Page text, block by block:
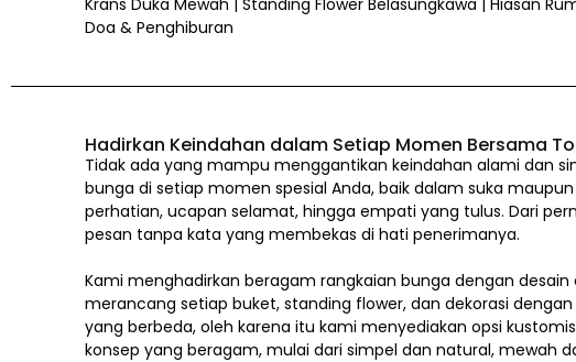
Krans Duka Mewah | Standing Flower Belasungkawa | Hiasan
Doa & Penghiburan
Hadirkan Keindahan dalam Setiap Momen Bersama
Tidak ada yang mampu menggantikan keindahan alami dan
bunga di setiap momen spesial Anda, baik dalam suka
perhatian, ucapan selamat, hingga empati yang tulus. Dari
pesan tanpa kata yang membekas di hati penerimanya.
Kami menghadirkan beragam rangkaian bunga dengan
merancang setiap buket, standing flower, dan dekorasi
yang berbeda, oleh karena itu kami menyediakan opsi
konsep yang beragam, mulai dari simpel dan natural, mewah